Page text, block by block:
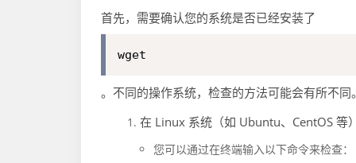
首先，需要确认您的系统是否已经安装了
wget
。不同的操作系统，检查的方法可能会有所不同。
在 Linux 系统（如 Ubuntu、CentOS 等）
您可以通过在终端输入以下命令来检查：